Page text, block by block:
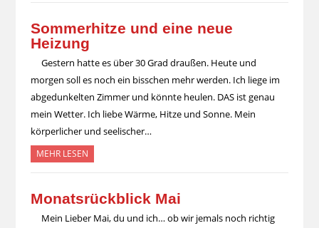
Sommerhitze und eine neue
Heizung
Gestern hatte es über 30 Grad draußen. Heute und
morgen soll es noch ein bisschen mehr werden. Ich liege im
abgedunkelten Zimmer und könnte heulen. DAS ist genau
mein Wetter. Ich liebe Wärme, Hitze und Sonne. Mein
körperlicher und seelischer…
MEHR LESEN
Monatsrückblick Mai
Mein Lieber Mai, du und ich… ob wir jemals noch richtig